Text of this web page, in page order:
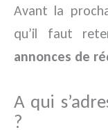
Avant la
qu’il faut
annonces de
A qui
?